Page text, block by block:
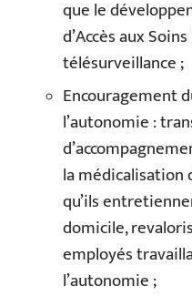
que le
d’Accès aux
télésurveillance ;
Encouragement
l’autonomie :
la médicalisation
qu’ils
domicile,
employés
l’autonomie ;